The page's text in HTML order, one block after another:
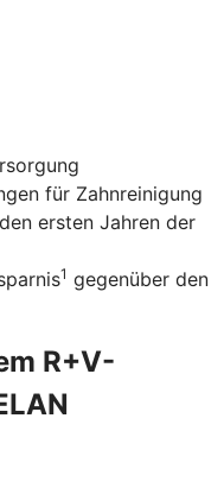
für Zahnreinigung
ersten Jahren der
1 gegenüber den
R+V-